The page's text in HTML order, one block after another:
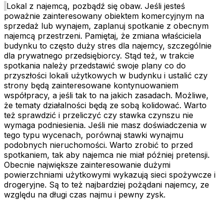
Lokal z najemcą, pozbądź się obaw. Jeśli jesteś
poważnie zainteresowany obiektem komercyjnym na
sprzedaż lub wynajem, zaplanuj spotkanie z obecnym
najemcą przestrzeni. Pamiętaj, że zmiana właściciela
budynku to często duży stres dla najemcy, szczególnie
dla prywatnego przedsiębiorcy. Stąd też, w trakcie
spotkania należy przedstawić swoje plany co do
przyszłości lokali użytkowych w budynku i ustalić czy
strony będą zainteresowane kontynuowaniem
współpracy, a jeśli tak to na jakich zasadach. Możliwe,
że tematy działalności będą ze sobą kolidować. Warto
też sprawdzić i przeliczyć czy stawka czynszu nie
wymaga podniesienia. Jeśli nie masz doświadczenia w
tego typu wycenach, porównaj stawki wynajmu
podobnych nieruchomości. Warto zrobić to przed
spotkaniem, tak aby najemca nie miał później pretensji.
Obecnie największe zainteresowanie dużymi
powierzchniami użytkowymi wykazują sieci spożywcze i
drogeryjne. Są to też najbardziej pożądani najemcy, ze
względu na długi czas najmu i pewny zysk.